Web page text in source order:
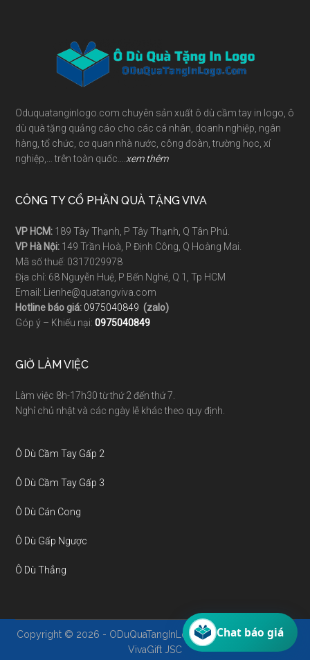
Footer
Oduquatanginlogo.com chuyên sản xuất ô dù cầm tay in logo, ô
dù quà tặng quảng cáo cho các cá nhân, doanh nghiệp, ngân
hàng, tổ chức, cơ quan nhà nước, công đoàn, trường học, xí
nghiệp,… trên toàn quốc….xem thêm
CÔNG TY CỔ PHẦN QUÀ TẶNG VIVA
VP HCM: 189 Tây Thạnh, P Tây Thạnh, Q Tân Phú.
VP Hà Nội: 149 Trần Hoà, P Định Công, Q Hoàng Mai.
Mã số thuế: 0317029978
Địa chỉ: 68 Nguyễn Huệ, P Bến Nghé, Q 1, Tp HCM
Email: Lienhe@quatangviva.com
Hotline báo giá: 0975040849 (zalo)
Góp ý – Khiếu nại:0975040849
GIỜ LÀM VIỆC
Làm việc 8h-17h30 từ thứ 2 đến thứ 7.
Nghỉ chủ nhật và các ngày lễ khác theo quy định.
Ô Dù Cầm Tay Gấp 2
Ô Dù Cầm Tay Gấp 3
Ô Dù Cán Cong
Ô Dù Gấp Ngược
Ô Dù Thẳng
Copyright © 2026 - ODuQuaTangInLogo.Com - A member of
VivaGift JSC
Chat báo giá